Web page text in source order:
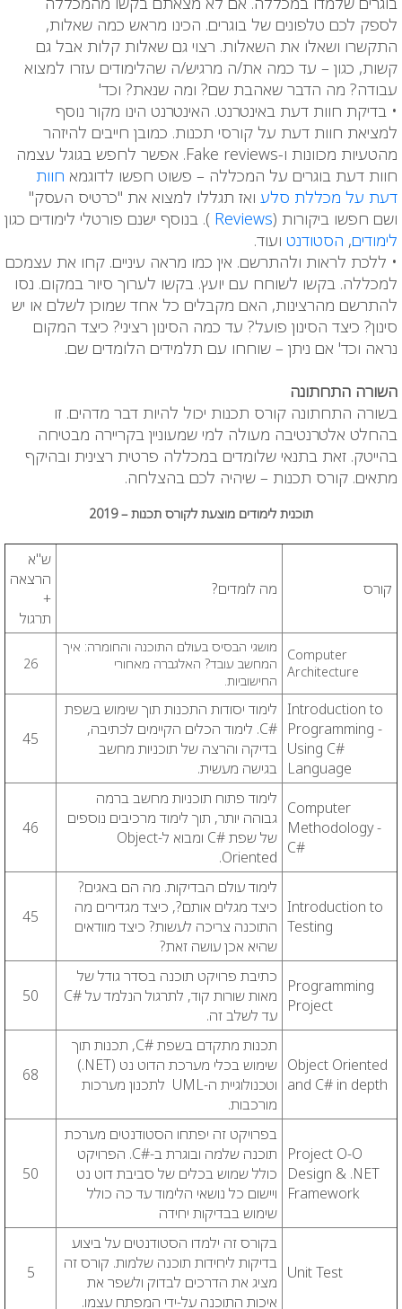
לספק לכם טלפונים של בוגרים. הכינו מראש כמה שאלות,
התקשרו ושאלו את השאלות. רצוי גם שאלות קלות אבל גם
קשות, כגון – עד כמה את/ה מרגיש/ה שהלימודים עזרו למצוא
עבודה? מה הדבר שאהבת שם? ומה שנאת? וכד'
• בדיקת חוות דעת באינטרנט. האינטרנט הינו מקור נוסף
למציאת חוות דעת על קורסי תכנות. כמובן חייבים להיזהר
מהטעיות מכוונות ו-Fake reviews. אפשר לחפש בגוגל עצמה
חוות דעת בוגרים על המכללה – פשוט חפשו לדוגמא חוות
דעת על מכללת סלע ואז תגללו למצוא את "כרטיס העסק"
ושם חפשו ביקורות (Reviews ). בנוסף ישנם פורטלי לימודים כגון
לימודים, הסטודנט ועוד.
• ללכת לראות ולהתרשם. אין כמו מראה עיניים. קחו את עצמכם
למכללה. בקשו לשוחח עם יועץ. בקשו לערוך סיור במקום. נסו
להתרשם מהרצינות, האם מקבלים כל אחד שמוכן לשלם או יש
סינון? כיצד הסינון פועל? עד כמה הסינון רציני? כיצד המקום
נראה וכד' אם ניתן – שוחחו עם תלמידים הלומדים שם.
השורה התחתונה
בשורה התחתונה קורס תכנות יכול להיות דבר מדהים. זו
בהחלט אלטרנטיבה מעולה למי שמעוניין בקריירה מבטיחה
בהייטק. זאת בתנאי שלומדים במכללה פרטית רצינית ובהיקף
מתאים. קורס תכנות – שיהיה לכם בהצלחה.
תוכנית לימודים מוצעת לקורס תכנות – 2019
קורס מה לומדים?
ש"א
הרצאה
+
תרגול
Computer
Architecture
מושגי הבסיס בעולם התוכנה והחומרה: איך
המחשב עובד? האלגברה מאחורי
החישוביות.
26
Introduction to
Programming -
Using C#
Language
לימוד יסודות התכנות תוך שימוש בשפת
#C. לימוד הכלים הקיימים לכתיבה,
בדיקה והרצה של תוכניות מחשב
בגישה מעשית.
45
Computer
Methodology -
C#
לימוד פתוח תוכניות מחשב ברמה
גבוהה יותר, תוך לימוד מרכיבים נוספים
של שפת #C ומבוא ל-Object
Oriented.
46
Introduction to
Testing
לימוד עולם הבדיקות. מה הם באגים?
כיצד מגלים אותם?, כיצד מגדירים מה
התוכנה צריכה לעשות? כיצד מוודאים
שהיא אכן עושה זאת?
45
Programming
Project
כתיבת פרויקט תוכנה בסדר גודל של
מאות שורות קוד, לתרגול הנלמד על #C
עד לשלב זה.
50
Object Oriented
and C# in depth
תכנות מתקדם בשפת #C, תכנות תוך
שימוש בכלי מערכת הדוט נט (NET.)
וטכנולוגיית ה-UML לתכנון מערכות
מורכבות.
68
Project O-O
Design & .NET
Framework
בפרויקט זה יפתחו הסטודנטים מערכת
תוכנה שלמה ובוגרת ב-#C. הפרויקט
כולל שמוש בכלים של סביבת דוט נט
ויישום כל נושאי הלימוד עד כה כולל
שימוש בבדיקות יחידה
50
Unit Test
בקורס זה ילמדו הסטודנטים על ביצוע
בדיקות ליחידות תוכנה שלמות. קורס זה
מציג את הדרכים לבדוק ולשפר את
איכות התוכנה על-ידי המפתח עצמו.
5